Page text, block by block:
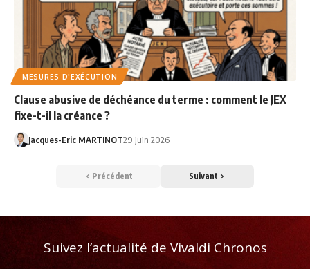
MESURES D'EXÉCUTION
Clause abusive de déchéance du terme : comment le JEX
fixe-t-il la créance ?
Jacques-Eric MARTINOT29 juin 2026
Précédent Suivant
Suivez l’actualité de Vivaldi Chronos